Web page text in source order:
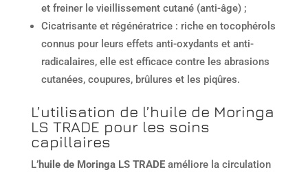
et freiner le vieillissement cutané (anti-âge) ;
Cicatrisante et régénératrice : riche en tocophérols
connus pour leurs effets anti-oxydants et anti-
radicalaires, elle est efficace contre les abrasions
cutanées, coupures, brûlures et les piqûres.
L’utilisation de l’huile de Moringa
LS TRADE pour les soins
capillaires
L’huile de Moringa LS TRADEaméliore la circulation